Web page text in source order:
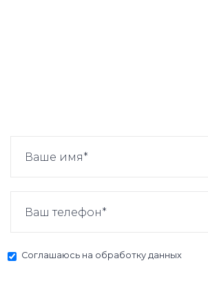
Соглашаюсь на обработку данных